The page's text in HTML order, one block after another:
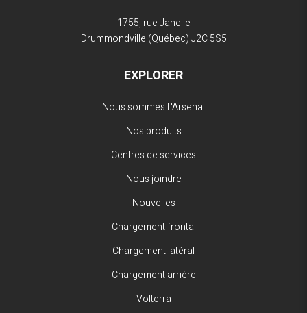
1755, rue Janelle
Drummondville (Québec)J2C 5S5
EXPLORER
Nous sommes L'Arsenal
Nos produits
Centres de services
Nous joindre
Nouvelles
Chargement frontal
Chargement latéral
Chargement arrière
Volterra